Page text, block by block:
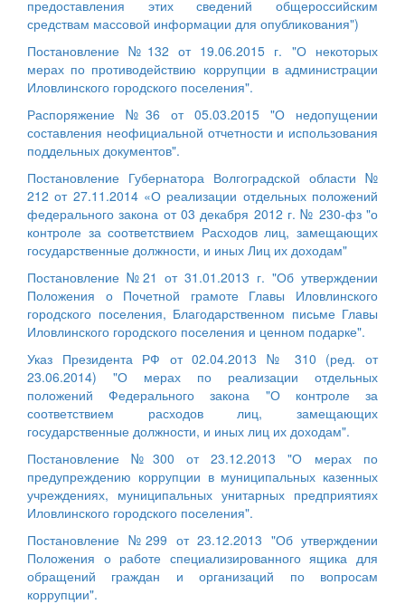
предоставления этих сведений общероссийским
средствам массовой информации для опубликования")
Постановление №132 от 19.06.2015 г. "О некоторых
мерах по противодействию коррупции в администрации
Иловлинского городского поселения".
Распоряжение №36 от 05.03.2015 "О недопущении
составления неофициальной отчетности и использования
поддельных документов".
Постановление Губернатора Волгоградской области №
212 от 27.11.2014 «О реализации отдельных положений
федерального закона от 03 декабря 2012 г. № 230-фз "о
контроле за соответствием Расходов лиц, замещающих
государственные должности, и иных Лиц их доходам"
Постановление №21 от 31.01.2013 г. "Об утверждении
Положения о Почетной грамоте Главы Иловлинского
городского поселения, Благодарственном письме Главы
Иловлинского городского поселения и ценном подарке".
Указ Президента РФ от 02.04.2013 № 310 (ред. от
23.06.2014) "О мерах по реализации отдельных
положений Федерального закона "О контроле за
соответствием расходов лиц, замещающих
государственные должности, и иных лиц их доходам".
Постановление №300 от 23.12.2013 "О мерах по
предупреждению коррупции в муниципальных казенных
учреждениях, муниципальных унитарных предприятиях
Иловлинского городского поселения".
Постановление №299 от 23.12.2013 "Об утверждении
Положения о работе специализированного ящика для
обращений граждан и организаций по вопросам
коррупции".